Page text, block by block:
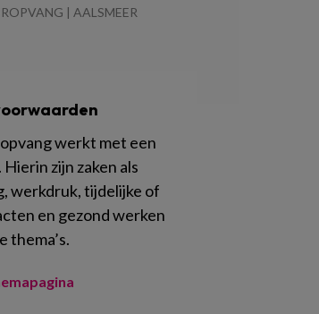
| AALSMEER
werkt met een
Hierin zijn zaken als
werkdruk, tijdelijke of
en gezond werken
thema’s.